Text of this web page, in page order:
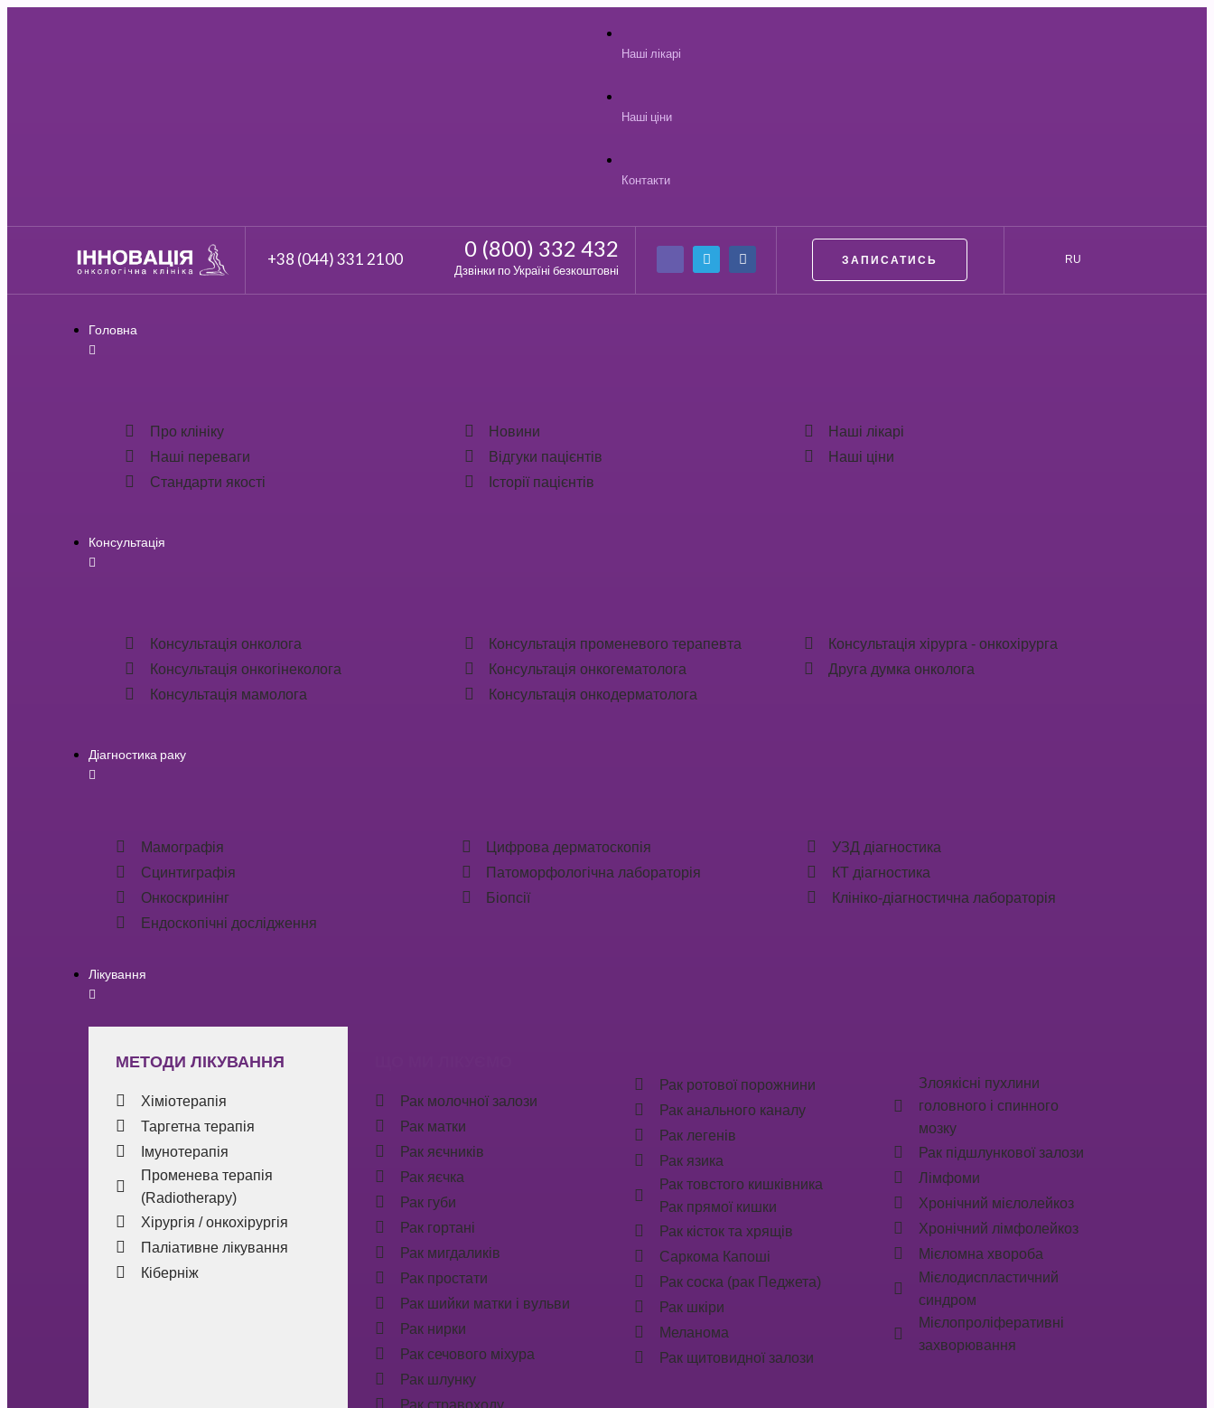
Наші лікарі
Наші ціни
Контакти
+38 (044) 331 2100 0 (800) 332 432
Дзвінки по Україні безкоштовні
ЗАПИСАТИСЬ RU
Головна
Про клініку
Наші переваги
Стандарти якості
Новини
Відгуки пацієнтів
Історії пацієнтів
Наші лікарі
Наші ціни
Консультація
Консультація онколога
Консультація онкогінеколога
Консультація мамолога
Консультація променевого терапевта
Консультація онкогематолога
Консультація онкодерматолога
Консультація хірурга - онкохірурга
Друга думка онколога
Діагностика раку
Мамографія
Сцинтиграфія
Онкоскринінг
Ендоскопічні дослідження
Цифрова дерматоскопія
Патоморфологічна лабораторія
Біопсії
УЗД діагностика
КТ діагностика
Клініко-діагностична лабораторія
Лікування
МЕТОДИ ЛІКУВАННЯ
Хіміотерапія
Таргетна терапія
Імунотерапія
Променева терапія
(Radiotherapy)
Хірургія / онкохірургія
Паліативне лікування
Кіберніж
Рак молочної залози
Рак матки
Рак яєчників
Рак яєчка
Рак губи
Рак гортані
Рак мигдаликів
Рак простати
Рак шийки матки і вульви
Рак нирки
Рак сечового міхура
Рак шлунку
Рак стравоходу
Рак ротової порожнини
Рак анального каналу
Рак легенів
Рак язика
Рак товстого кишківника
Рак прямої кишки
Рак кісток та хрящів
Саркома Капоші
Рак соска (рак Педжета)
Рак шкіри
Меланома
Рак щитовидної залози
Злоякісні пухлини
головного і спинного
мозку
Рак підшлункової залози
Лімфоми
Хронічний мієлолейкоз
Хронічний лімфолейкоз
Мієломна хвороба
Мієлодиспластичний
синдром
Мієлопроліферативні
захворювання